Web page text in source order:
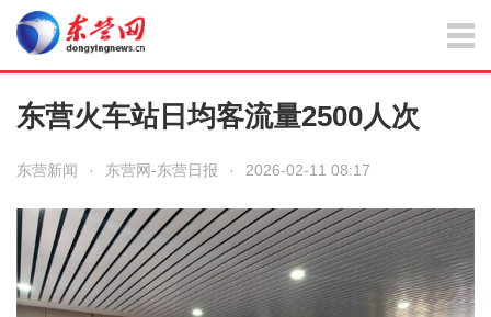
东营火车站日均客流量2500人次
东营新闻 · 东营网-东营日报 · 2026-02-11 08:17